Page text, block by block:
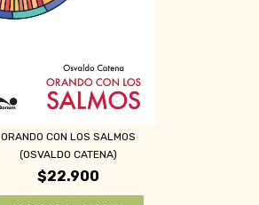
ORANDO CON LOS SALMOS
(OSVALDO CATENA)
$22.900